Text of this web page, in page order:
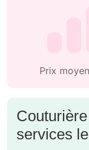
Prix
services